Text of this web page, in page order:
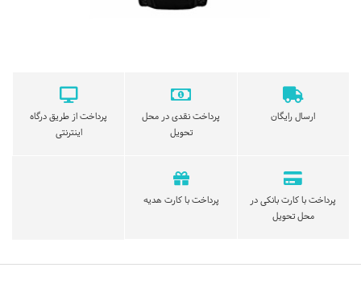
ارسال رایگان
پرداخت نقدی در محل
تحویل
پرداخت از طریق درگاه
اینترنتی
پرداخت با کارت بانکی در
محل تحویل
پرداخت با کارت هدیه